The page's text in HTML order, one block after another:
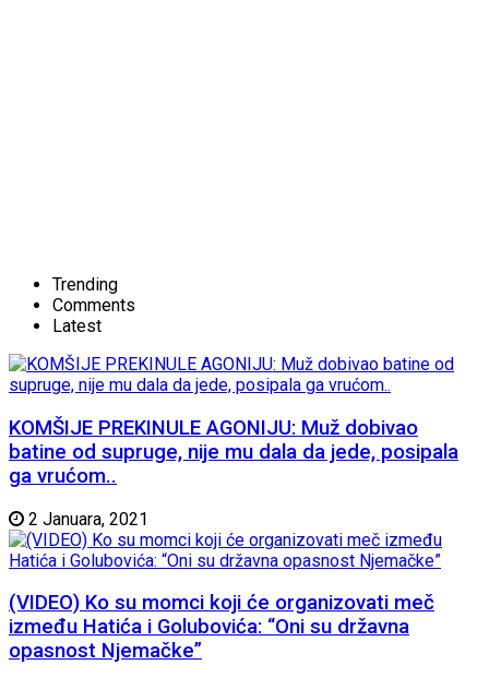
Trending
Comments
Latest
KOMŠIJE PREKINULE AGONIJU: Muž dobivao
batine od supruge, nije mu dala da jede, posipala
ga vrućom..
2 Januara, 2021
(VIDEO) Ko su momci koji će organizovati meč
između Hatića i Golubovića: “Oni su državna
opasnost Njemačke”